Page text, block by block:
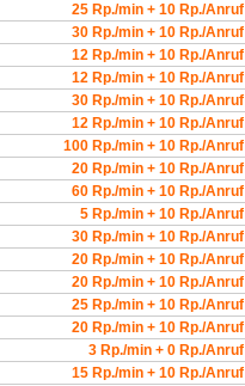
25 Rp./min + 10 Rp./Anruf
30 Rp./min + 10 Rp./Anruf
12 Rp./min + 10 Rp./Anruf
12 Rp./min + 10 Rp./Anruf
30 Rp./min + 10 Rp./Anruf
12 Rp./min + 10 Rp./Anruf
100 Rp./min + 10 Rp./Anruf
20 Rp./min + 10 Rp./Anruf
60 Rp./min + 10 Rp./Anruf
5 Rp./min + 10 Rp./Anruf
30 Rp./min + 10 Rp./Anruf
20 Rp./min + 10 Rp./Anruf
20 Rp./min + 10 Rp./Anruf
25 Rp./min + 10 Rp./Anruf
20 Rp./min + 10 Rp./Anruf
3 Rp./min + 0 Rp./Anruf
15 Rp./min + 10 Rp./Anruf